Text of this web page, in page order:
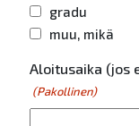
gradu
muu, mikä
Aloitusaika (jos
(Pakollinen)